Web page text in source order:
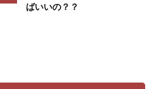
ばいいの？？